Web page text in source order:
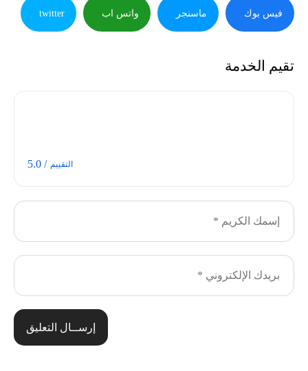
فيس بوك ماسنجر واتس اب twitter
تقيم الخدمة
التقييم / 5.0
إرســال التعليق